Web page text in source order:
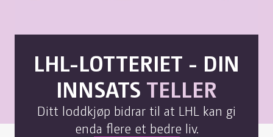
LHL-LOTTERIET - DIN
INNSATS TELLER
Ditt loddkjøp bidrar til at LHL kan gi
enda flere et bedre liv.